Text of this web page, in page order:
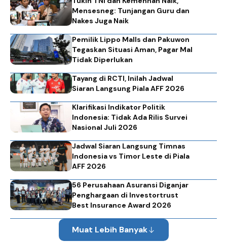
Mensesneg: Tunjangan Guru dan
Nakes Juga Naik
Pemilik Lippo Malls dan Pakuwon
Tegaskan Situasi Aman, Pagar Mal
Tidak Diperlukan
Tayang di RCTI, Inilah Jadwal
Siaran Langsung Piala AFF 2026
Klarifikasi Indikator Politik
Indonesia: Tidak Ada Rilis Survei
Nasional Juli 2026
Jadwal Siaran Langsung Timnas
Indonesia vs Timor Leste di Piala
AFF 2026
56 Perusahaan Asuransi Diganjar
Penghargaan di Investortrust
Best Insurance Award 2026
Muat Lebih Banyak